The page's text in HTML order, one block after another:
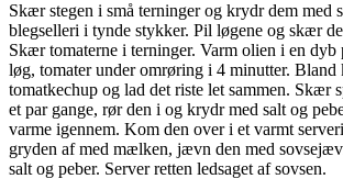
Skær stegen i små terninger og krydr dem med
blegselleri i tynde stykker. Pil løgene og skær
Skær tomaterne i terninger. Varm olien i en dyb
løg, tomater under omrøring i 4 minutter. Bland
tomatkechup og lad det riste let sammen. Skær
et par gange, rør den i og krydr med salt og
varme igennem. Kom den over i et varmt
gryden af med mælken, jævn den med
salt og peber. Server retten ledsaget af sovsen.